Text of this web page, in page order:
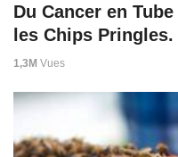
Du Cancer en
les Chips Pringles.
1,3M Vues